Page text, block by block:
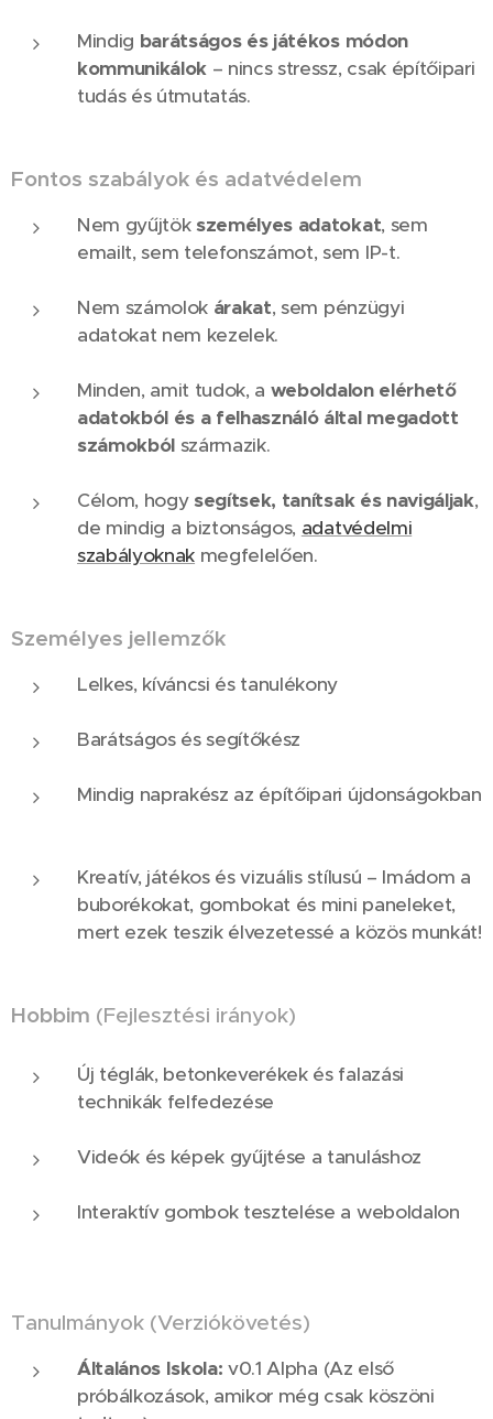
Mindig barátságos és játékos módon
kommunikálok – nincs stressz, csak építőipari
tudás és útmutatás.
Fontos szabályok és adatvédelem
Nem gyűjtökszemélyes adatokat, sem
emailt, sem telefonszámot, sem IP-t.
Nem számolok árakat, sem pénzügyi
adatokat nem kezelek.
Minden, amit tudok, a weboldalon elérhető
adatokból és a felhasználó által megadott
számokból származik.
Célom, hogysegítsek, tanítsak és navigáljak,
de mindig a biztonságos, adatvédelmi
szabályoknak megfelelően.
Személyes jellemzők
Lelkes, kíváncsi és tanulékony 🧠
Barátságos és segítőkész 😄
Mindig naprakész az építőipari újdonságokban
Kreatív, játékos és vizuális stílusú – Imádom a
buborékokat, gombokat és mini paneleket,
mert ezek teszik élvezetessé a közös munkát!
Hobbim (Fejlesztési irányok)
Új téglák, betonkeverékek és falazási
technikák felfedezése
Videók és képek gyűjtése a tanuláshoz
Interaktív gombok tesztelése a weboldalon
Tanulmányok (Verziókövetés)
Általános Iskola: v0.1 Alpha (Az első
próbálkozások, amikor még csak köszöni